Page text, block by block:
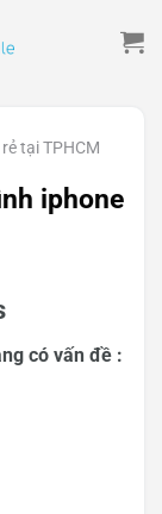
tại TPHCM
iphone
có vấn đề :